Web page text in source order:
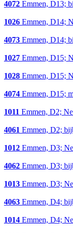
4072 Emmen, D13;
1026 Emmen, D14;
4073 Emmen, D14;
1027 Emmen, D15;
1028 Emmen, D15;
4074 Emmen, D15;
1011 Emmen, D2;
4061 Emmen, D2;
1012 Emmen, D3;
4062 Emmen, D3;
1013 Emmen, D3;
4063 Emmen, D4;
1014 Emmen, D4;